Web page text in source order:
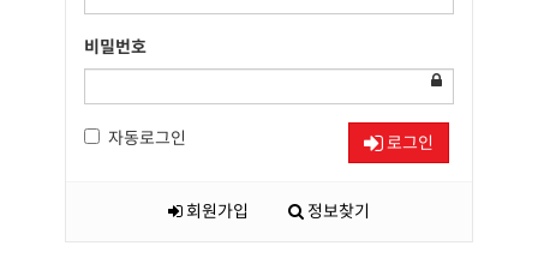
비밀번호
자동로그인 로그인
회원가입 정보찾기